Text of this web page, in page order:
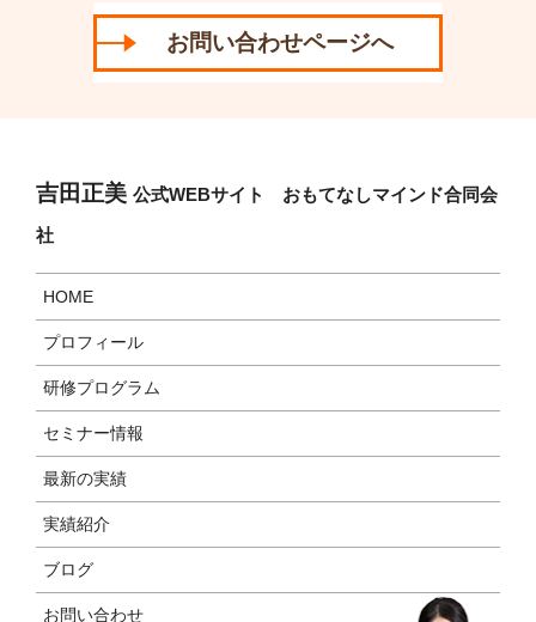
お問い合わせページへ
吉田正美 公式WEBサイト おもてなしマインド合同会
社
HOME
プロフィール
研修プログラム
セミナー情報
最新の実績
実績紹介
ブログ
お問い合わせ